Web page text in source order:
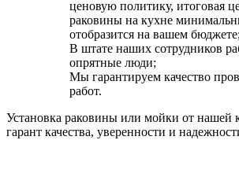
ценовую политику, итоговая
раковины на кухне
отобразится на вашем бюджете;
В штате наших сотрудников
опрятные люди;
Мы гарантируем качество
работ.
Установка раковины или мойки от
гарант качества, уверенности и